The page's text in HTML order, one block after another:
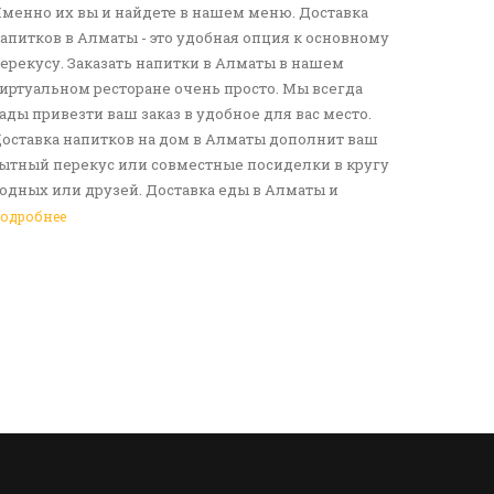
их вы и найдете в нашем меню. Доставка
в Алматы - это удобная опция к основному
Заказать напитки в Алматы в нашем
ресторане очень просто. Мы всегда
привезти ваш заказ в удобное для вас место.
напитков на дом в Алматы дополнит ваш
перекус или совместные посиделки в кругу
или друзей. Доставка еды в Алматы и
напитков сделает ваш день по-